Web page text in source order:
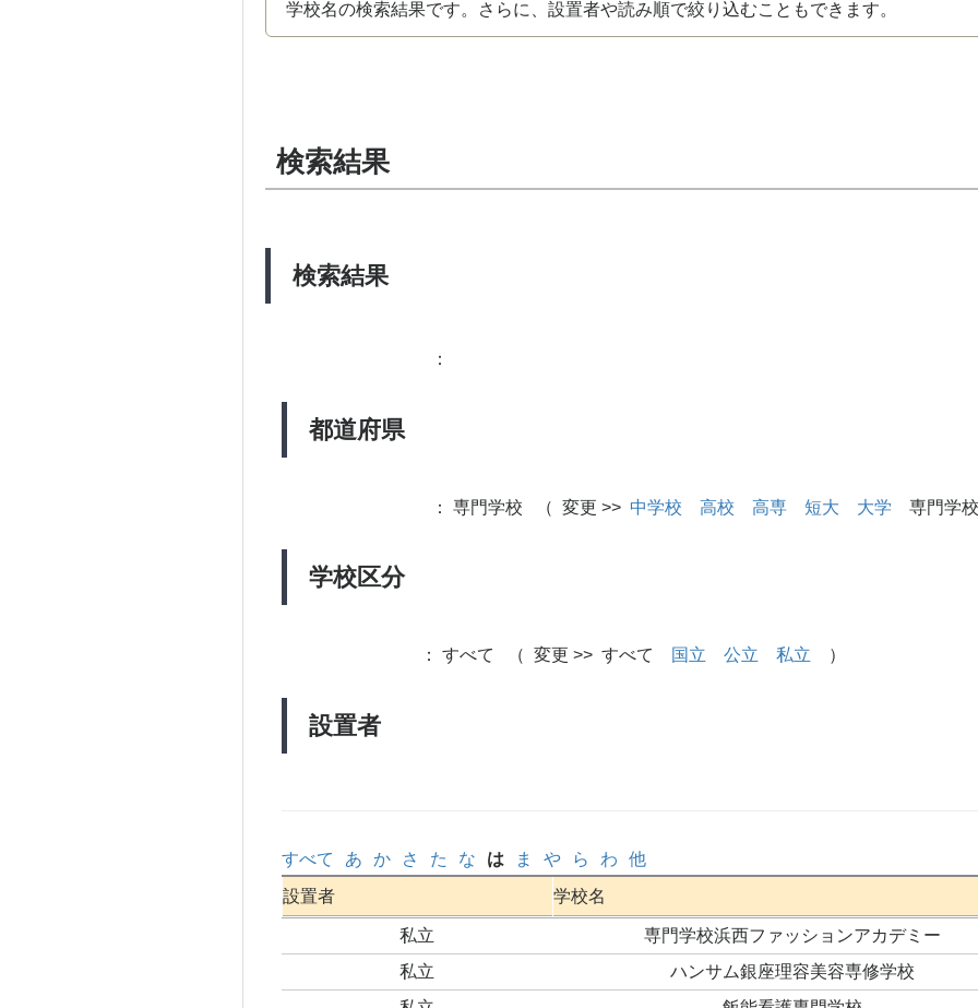
学校名の検索結果です。さらに、設置者や読み順で絞り込むこともできます。
検索結果
検索結果
都道府県
：
学校区分
： 専門学校 （ 変更 >> 中学校 高校 高専 短大 大学 専門学
設置者
： すべて （ 変更 >> すべて 国立 公立 私立 ）
すべて あ か さ た な は ま や ら わ
他
設置者
学校名
私立
専門学校浜西ファッションアカデミー
私立
ハンサム銀座理容美容専修学校